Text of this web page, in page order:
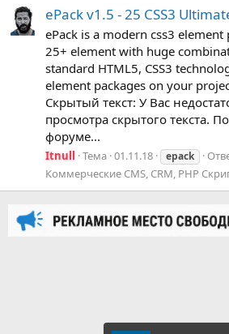
ePack v1.5 - 25 CSS3
ePack is a modern css3 element
25+ element with huge
standard HTML5, CSS3
element packages on your
Скрытый текст: У Вас
просмотра скрытого текста.
форуме...
Itnull Тема 01.11.18 epack
Коммерческие CMS, CRM, PHP